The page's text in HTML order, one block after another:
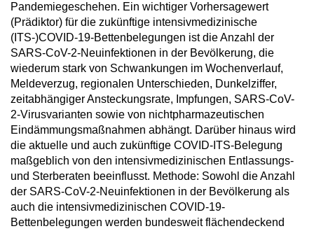
Pandemiegeschehen. Ein wichtiger Vorhersagewert
(Prädiktor) für die zukünftige intensivmedizinische
(ITS-)COVID-19-Bettenbelegungen ist die Anzahl der
SARS-CoV-2-Neuinfektionen in der Bevölkerung, die
wiederum stark von Schwankungen im Wochenverlauf,
Meldeverzug, regionalen Unterschieden, Dunkelziffer,
zeitabhängiger Ansteckungsrate, Impfungen, SARS-CoV-
2-Virusvarianten sowie von nichtpharmazeutischen
Eindämmungsmaßnahmen abhängt. Darüber hinaus wird
die aktuelle und auch zukünftige COVID-ITS-Belegung
maßgeblich von den intensivmedizinischen Entlassungs-
und Sterberaten beeinflusst. Methode: Sowohl die Anzahl
der SARS-CoV-2-Neuinfektionen in der Bevölkerung als
auch die intensivmedizinischen COVID-19-
Bettenbelegungen werden bundesweit flächendeckend